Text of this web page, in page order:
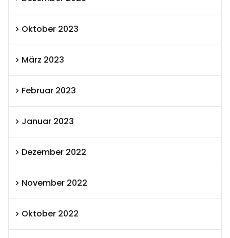
Oktober 2023
März 2023
Februar 2023
Januar 2023
Dezember 2022
November 2022
Oktober 2022